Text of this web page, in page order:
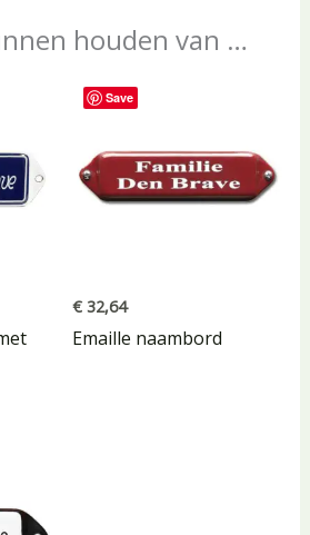
houden van …
Save
€ 32,64
Emaille naambord